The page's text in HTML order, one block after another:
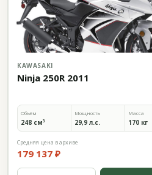
KAWASAKI
Ninja 250R 2011
Объём
248 см³
Мощность
29,9 л.с.
Масса
170 кг
Средняя цена в архиве
179 137 ₽